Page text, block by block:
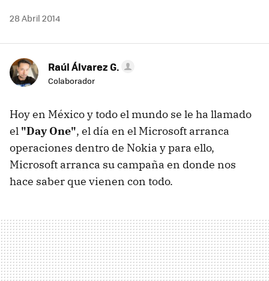
28 Abril 2014
Raúl Álvarez G.
Colaborador
Hoy en México y todo el mundo se le ha llamado
el "Day One", el día en el Microsoft arranca
operaciones dentro de Nokia y para ello,
Microsoft arranca su campaña en donde nos
hace saber que vienen con todo.